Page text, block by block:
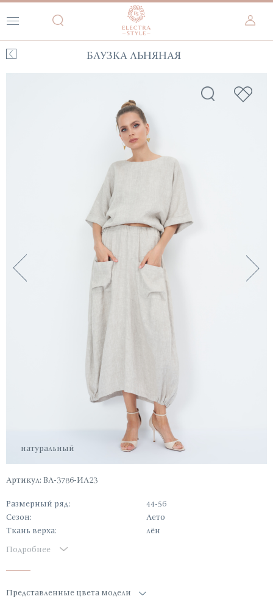
БЛУЗКА ЛЬНЯНАЯ
натуральный
Артикул: ВЛ-3786-ИЛ23
Размерный ряд:
44-56
Сезон:
Лето
Ткань верха:
лён
Подробнее
Представленные цвета модели